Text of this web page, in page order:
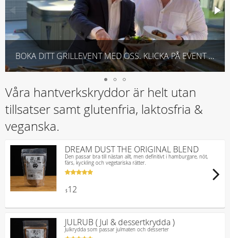
BOKA DITT GRILLEVENT MED OSS. KLICKA PÅ EVENT FÖRFRÅGAN
Våra hantverkskryddor är helt utan
tillsatser samt glutenfria, laktosfria &
veganska.
DREAM DUST THE ORIGINAL BLEND
Den passar bra till nästan allt, men definitivt i hamburgare, nöt,
färs, kyckling och vegetariska rätter.
$ 12
JULRUB ( Jul & dessertkrydda )
Julkrydda som passar julmaten och desserter